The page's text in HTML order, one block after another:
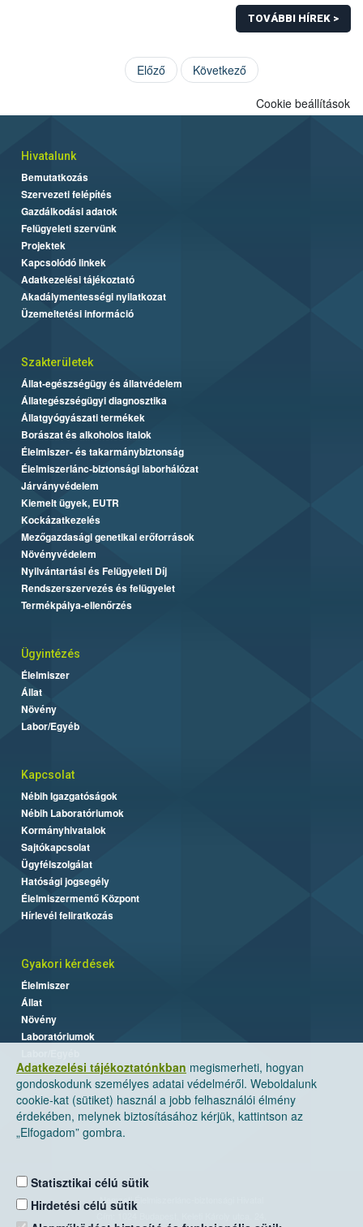
TOVÁBBI HÍREK >
Előző Következő
Adatkezelési tájékoztatónkban megismerheti, hogyan
gondoskodunk személyes adatai védelméről. Weboldalunk
cookie-kat (sütiket) használ a jobb felhasználói élmény
érdekében, melynek biztosításához kérjük, kattintson az
„Elfogadom” gombra.
Statisztikai célú sütik
Hirdetési célú sütik
Cookie beállítások
Hivatalunk
Bemutatkozás
Szervezeti felépítés
Gazdálkodási adatok
Felügyeleti szervünk
Projektek
Kapcsolódó linkek
Adatkezelési tájékoztató
Akadálymentességi nyilatkozat
Üzemeltetési információ
Szakterületek
Állat-egészségügy és állatvédelem
Állategészségügyi diagnosztika
Állatgyógyászati termékek
Borászat és alkoholos italok
Élelmiszer- és takarmánybiztonság
Élelmiszerlánc-biztonsági laborhálózat
Járványvédelem
Kiemelt ügyek, EUTR
Kockázatkezelés
Mezőgazdasági genetikai erőforrások
Növényvédelem
Nyilvántartási és Felügyeleti Díj
Rendszerszervezés és felügyelet
Termékpálya-ellenőrzés
Ügyintézés
Élelmiszer
Állat
Növény
Labor/Egyéb
Kapcsolat
Nébih Igazgatóságok
Nébih Laboratóriumok
Kormányhivatalok
Sajtókapcsolat
Ügyfélszolgálat
Hatósági jogsegély
Élelmiszermentő Központ
Hírlevél feliratkozás
Gyakori kérdések
Élelmiszer
Állat
Növény
Laboratóriumok
Nemzeti Élelmiszerlánc-biztonsági Hivatal